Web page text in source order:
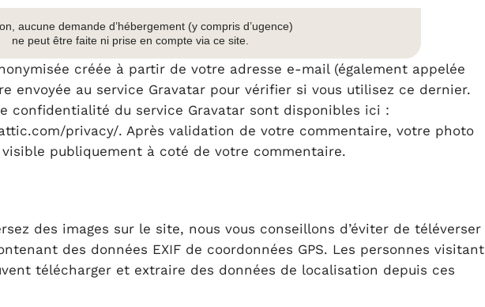
aucune demande d’hébergement (y compris d’ugence)
ne peut être faite ni prise en compte via ce site.
collectés pour nous aider à la détection des commentaires
créée à partir de votre adresse e-mail (également appelée
envoyée au service Gravatar pour vérifier si vous utilisez ce dernier.
confidentialité du service Gravatar sont disponibles ici :
privacy/. Après validation de votre commentaire, votre photo
publiquement à coté de votre commentaire.
des images sur le site, nous vous conseillons d’éviter de téléverser
des données EXIF de coordonnées GPS. Les personnes visitant
télécharger et extraire des données de localisation depuis ces